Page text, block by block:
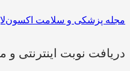
مجله پزشکی و سلامت
دریافت نوبت اینترنتی و